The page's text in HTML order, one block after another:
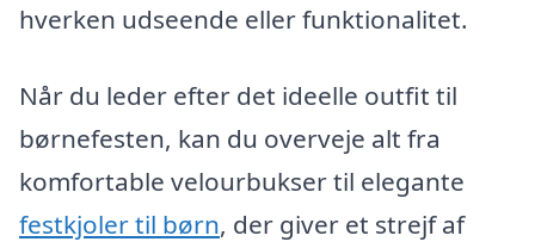
hverken udseende eller funktionalitet.
Når du leder efter det ideelle outfit til
børnefesten, kan du overveje alt fra
komfortable velourbukser til elegante
festkjoler til børn, der giver et strejf af